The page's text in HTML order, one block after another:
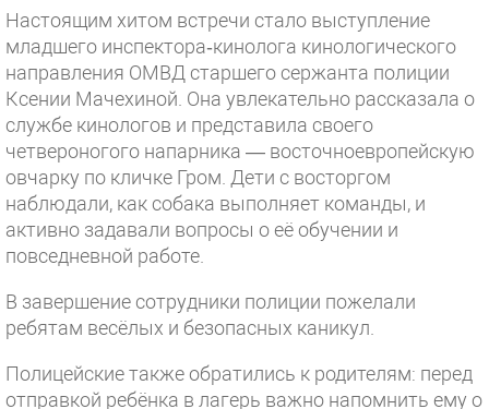
Настоящим хитом встречи стало выступление
младшего инспектора‑кинолога кинологического
направления ОМВД старшего сержанта полиции
Ксении Мачехиной. Она увлекательно рассказала о
службе кинологов и представила своего
четвероногого напарника — восточноевропейскую
овчарку по кличке Гром. Дети с восторгом
наблюдали, как собака выполняет команды, и
активно задавали вопросы о её обучении и
повседневной работе.
В завершение сотрудники полиции пожелали
ребятам весёлых и безопасных каникул.
Полицейские также обратились к родителям: перед
отправкой ребёнка в лагерь важно напомнить ему о